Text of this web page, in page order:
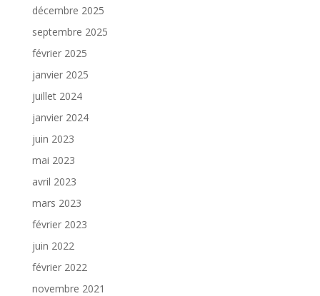
décembre 2025
septembre 2025
février 2025
janvier 2025
juillet 2024
janvier 2024
juin 2023
mai 2023
avril 2023
mars 2023
février 2023
juin 2022
février 2022
novembre 2021